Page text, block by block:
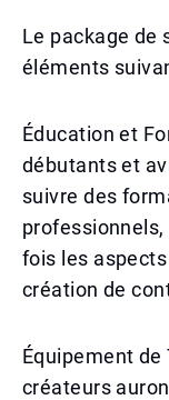
Le package de
éléments
Éducation et
débutants et
suivre des
fois les
création de
Équipement de
créateurs